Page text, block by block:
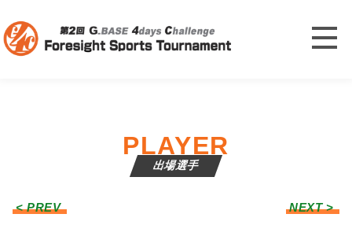
PLAYER
出場選手
< PREV NEXT >